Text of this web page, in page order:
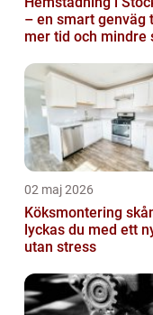
– en smart genväg
mer tid och mindre
02 maj 2026
Köksmontering skåne
lyckas du med ett
utan stress